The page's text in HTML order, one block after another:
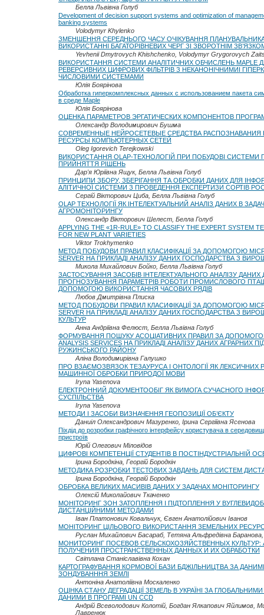
Белла Львівна Голуб
Development of decision support systems and optimization of
banking systems
Volodymyr Khylenko
ЗМЕНШЕННЯ СЕРЕДНЬОГО ЧАСУ ОЧІКУВАННЯ
ВИКОРИСТАННІ БАГАТОРІВНЕВИХ ЧЕРГ ЗІ ЗВОРОТНІМ
Yevhenii Dmytrovych Khishchenko, Volodymyr Grygorovych
ВИКОРИСТАННЯ СИСТЕМИ АНАЛІТИЧНИХ ОБЧИСЛЕНЬ MAPLE
РЕВЕРСИВНИХ ЦИФРОВИХ ФІЛЬТРІВ З НЕКАНОНІЧНИМИІ
ЧИСЛОВИМИ СИСТЕМАМИ
Юлія Боярінова
Обработка гиперкомплексных данных с использованием пакета
в среде Maple
Юлія Боярінова
ОЦЕНКА ПАРАМЕТРОВ ЭРГАТИЧЕСКИХ КОМПОНЕНТОВ
Олександр Володимирович Бушма
СОВРЕМЕННЫЕ НЕЙРОСЕТЕВЫЕ СРЕДСТВА РАСПОЗНАВАНИЯ
РЕСУРСЫ КОМПЬЮТЕРНЫХ СЕТЕЙ
Oleg Igorevich Terejkowski
ВИКОРИСТАННЯ OLAP-ТЕХНОЛОГІЙ ПРИ ПОБУДОВІ СИСТЕМИ
ПРИЙНЯТТЯ РІШЕНЬ
Дар'я Юріївна Ящук, Белла Львівна Голуб
ПРИНЦИПИ ЗБОРУ, ЗБЕРІГАННЯ ТА ОБРОБКИ ДАНИХ ДЛЯ
АЛІТИЧНОЇ СИСТЕМИ З ПРОВЕДЕННЯ ЕКСПЕРТИЗИ СОРТІВ
Сергій Вікторович Циба, Белла Львівна Голуб
OLAP ТЕХНОЛОГІЇ ЯК ІНТЕЛЕКТУАЛЬНИЙ АНАЛІЗ ДАНИХ В
АГРОМОНІТОРИНГУ
Олександр Вікторович Шелест, Белла Голуб
APPLYING THE «1R-RULE» TO CLASSIFY THE EXPERT SYSTEM
FOR NEW PLANT VARIETIES
Viktor Trokhymenko
МЕТОД ПОБУДОВИ ПРАВИЛ КЛАСИФІКАЦІЇ ЗА ДОПОМОГОЮ
SERVER НА ПРИКЛАДІ АНАЛІЗУ ДАНИХ ГОСПОДАРСТВА З
Микола Михайлович Бойко, Белла Львівна Голуб
ЗАСТОСУВАННЯ ЗАСОБІВ ІНТЕЛЕКТУАЛЬНОГО АНАЛІЗУ ДАНИХ
ПРОГНОЗУВАННЯ ПАРАМЕТРІВ РОБОТИ ПРОМИСЛОВОГО
ДОПОМОГОЮ ВИКОРИСТАННЯ ЧАСОВИХ РЯДІВ
Любов Дмитрівна Плиска
МЕТОД ПОБУДОВИ ПРАВИЛ КЛАСИФІКАЦІЇ ЗА ДОПОМОГОЮ
SERVER НА ПРИКЛАДІ АНАЛІЗУ ДАНИХ ГОСПОДАРСТВА З
КУЛЬТУР
Анна Андріївна Фелюст, Белла Львівна Голуб
ФОРМУВАННЯ ПОШУКУ АСОЦІАТИВНИХ ПРАВИЛ ЗА
ANALYSIS SERVICES НА ПРИКЛАДІ АНАЛІЗУ ДАНИХ АГРАРНИХ
РУЖИНСЬКОГО РАЙОНУ
Аліна Володимирівна Галушко
ПРО ВЗАЄМОЗВЯЗОК ТЕЗАУРУСА І ОНТОЛОГІЇ ЯК ЛЕКСИЧНИХ
МАШИННОЇ ОБРОБКИ ПРИРОДОЇ МОВИ
Iryna Yasenova
ЕЛЕКТРОННИЙ ДОКУМЕНТООБІГ ЯК ВИМОГА СУЧАСНОГО
СУСПІЛЬСТВА
Iryna Yasenova
МЕТОДИ І ЗАСОБИ ВИЗНАЧЕННЯ ГЕОПОЗИЦІЇ ОБ’ЄКТУ
Даниіл Олександрович Мазуренко, Ірина Сергіївна Ясенова
Піхдід до розробки графічного інтерфейсу користувача в
пристроїв
Юрій Олегович Міловідов
ЦИФРОВІ КОМПЕТЕНЦІЇ СТУДЕНТІВ В ПОСТІНДУСТРІАЛЬНІЙ
Ірина Бородкіна, Георгій Бородкін
МЕТОДИКА РОЗРОБКИ ТЕСТОВИХ ЗАВДАНЬ ДЛЯ СИСТЕМ
Ірина Бородкіна, Георгій Бородкін
ОБРОБКА ВЕЛИКИХ МАСИВІВ ДАНИХ У ЗАДАЧАХ МОНІТОРИНГУ
Олексій Миколайович Ткаченко
МОНІТОРИНГ ЗОН ЗАТОПЛЕННЯ І ПІДТОПЛЕННЯ У
ДИСТАНЦІЙНИМИ МЕТОДАМИ
Іван Платонович Ковальчук, Євген Анатолійович Іванов
МОНІТОРИНГ ЦІЛЬОВОГО ВИКОРИСТАННЯ ЗЕМЕЛЬНИХ
Руслан Михайлович Басараб, Тетяна Альфредівна
МОНИТОРИНГ ПОСЕВОВ СЕЛЬСКОХОЗЯЙСТВЕННЫХ КУЛЬТУР:
ПОЛУЧЕНИЯ ПРОСТРАНСТВЕННЫХ ДАННЫХ И ИХ ОБРАБОТКИ
Світлана Станіславівна Кохан
КАРТОГРАФУВАННЯ КОРМОВОЇ БАЗИ БДЖІЛЬНИЦТВА ЗА
ЗОНДУВАНННЯ ЗЕМЛІ
Антоніна Анатоліївна Москаленко
OЦІНКА СТАНУ ДЕГРАДАЦІЇ ЗЕМЕЛЬ В УКРАЇНІ ЗА
ДАНИМИ В ПРОГРАМІ UN CCD
Андрій Всеволодович Колотій, Богдан Ялкапович Яйлимов,
Лавренюк